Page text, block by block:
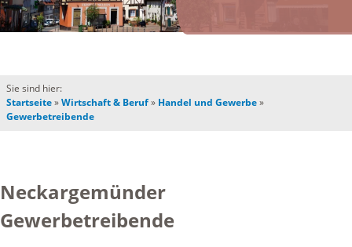
Sie sind hier:
Startseite»Wirtschaft & Beruf» Handel und Gewerbe»
Gewerbetreibende
Neckargemünder
Gewerbetreibende